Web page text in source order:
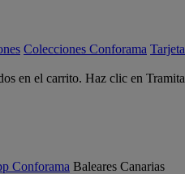
Colecciones Conforama
en el carrito. Haz clic en
Conforama Baleares Canarias